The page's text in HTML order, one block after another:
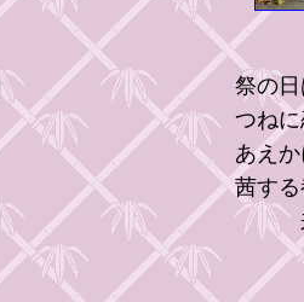
祭の
つね
あえ
茜す
来る